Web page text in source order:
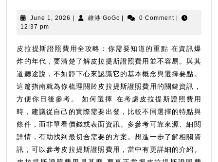
提
斯
照
費
用
全
攻
略：
你
需
要
知
June 1, 2026 June
| 維港 GoGo維| 0 Comment |
12:37 pm
皮拉提斯證照費用全攻略：你需要知道的重點 在資訊爆
炸的年代，要清楚了解皮拉提斯證照費用並不容易。與其
道聽途說，不如靜下心來認識它的基本概念與選擇要點。
這篇指南就為你梳理關於皮拉提斯證照費用的關鍵資訊，
方便你日後參考。 如何選擇 在考慮皮拉提斯證照費用
時，建議從自己的實際需要出發，比較不同選擇的特點與
條件，而非單看價錢或表面資訊。多參考可靠來源、細閱
詳情，有助找到最切合需要的方案。想進一步了解相關資
訊，可以參考皮拉提斯證照費用，當中有更詳細的介紹。